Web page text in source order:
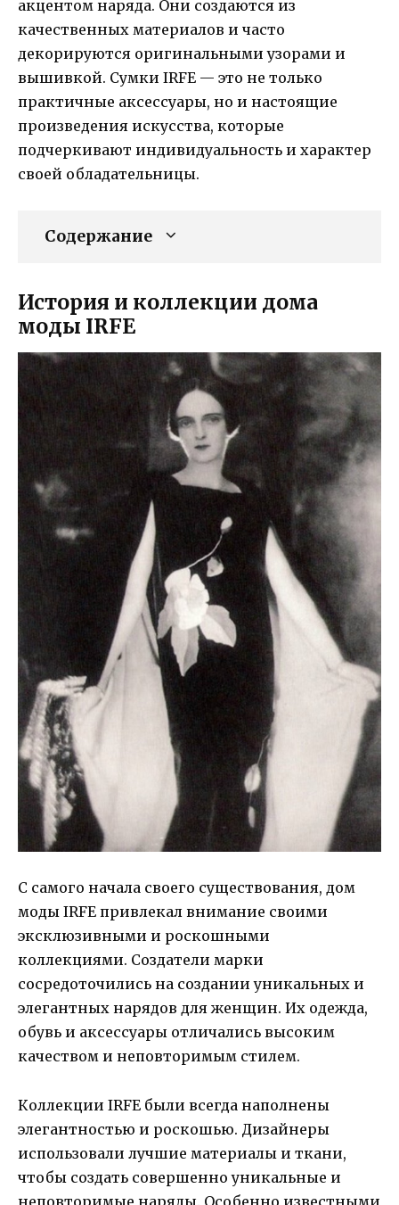
акцентом наряда. Они создаются из
качественных материалов и часто
декорируются оригинальными узорами и
вышивкой. Сумки IRFE — это не только
практичные аксессуары, но и настоящие
произведения искусства, которые
подчеркивают индивидуальность и характер
своей обладательницы.
Содержание
История и коллекции дома
моды IRFE
С самого начала своего существования, дом
моды IRFE привлекал внимание своими
эксклюзивными и роскошными
коллекциями. Создатели марки
сосредоточились на создании уникальных и
элегантных нарядов для женщин. Их одежда,
обувь и аксессуары отличались высоким
качеством и неповторимым стилем.
Коллекции IRFE были всегда наполнены
элегантностью и роскошью. Дизайнеры
использовали лучшие материалы и ткани,
чтобы создать совершенно уникальные и
неповторимые наряды. Особенно известными